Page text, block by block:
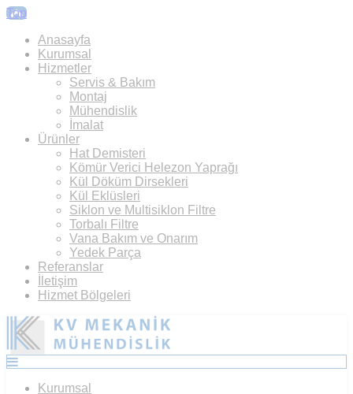
Top
Anasayfa
Kurumsal
Hizmetler
Servis & Bakım
Montaj
Mühendislik
İmalat
Ürünler
Hat Demisteri
Kömür Verici Helezon Yaprağı
Kül Döküm Dirsekleri
Kül Eklüsleri
Siklon ve Multisiklon Filtre
Torbalı Filtre
Vana Bakım ve Onarım
Yedek Parça
Referanslar
İletişim
Hizmet Bölgeleri
Kurumsal